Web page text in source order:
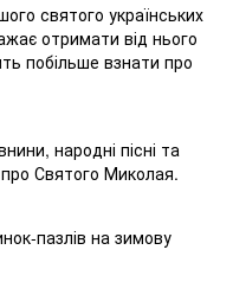
святого українських
отримати від нього
побільше взнати про
народні пісні та
про Святого Миколая.
пазлів на зимову